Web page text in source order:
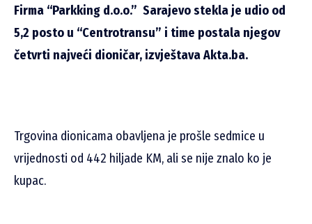
Firma “Parkking d.o.o.” Sarajevo stekla je udio od
5,2 posto u “Centrotransu” i time postala njegov
četvrti najveći dioničar, izvještava Akta.ba.
Trgovina dionicama obavljena je prošle sedmice u
vrijednosti od 442 hiljade KM, ali se nije znalo ko je
kupac.